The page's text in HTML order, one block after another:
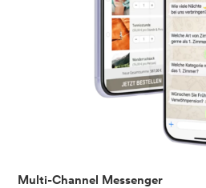
Multi-Channel Messenger